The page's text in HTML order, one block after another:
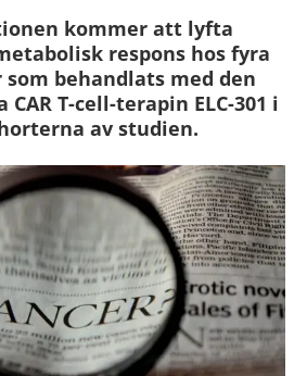
kommer att lyfta
respons hos fyra
behandlats med den
T-cell-terapin ELC-301 i
av studien.